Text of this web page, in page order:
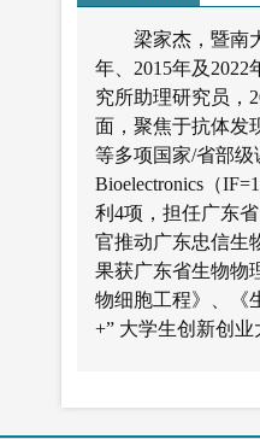
梁家杰，暨南
年、2015年及
究所助理研究员，
面，聚焦于抗体发
等多项国家/省部级
Bioelectronics（
利4项，担任广东
官推动广东忠信生
果获广东省生物物
物细胞工程》、《
+” 大学生创新创